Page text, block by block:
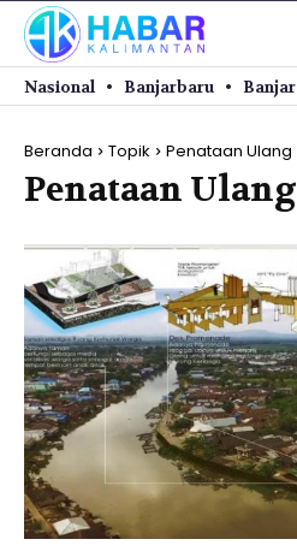
Nasional Banjarbaru Banjar
Beranda Topik Penataan Ulang
Penataan Ulang